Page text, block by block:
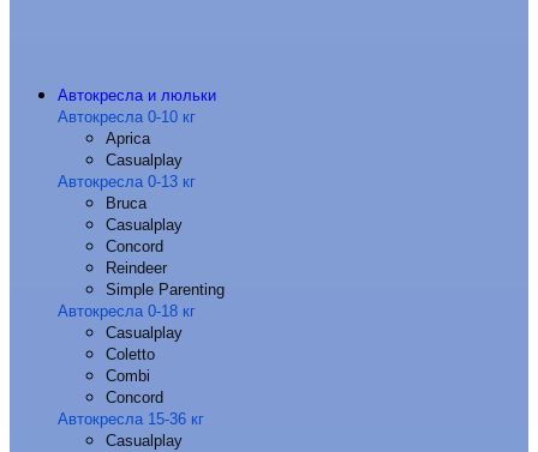
Автокресла и люльки
Автокресла 0-10 кг
Aprica
Casualplay
Автокресла 0-13 кг
Bruca
Casualplay
Concord
Reindeer
Simple Parenting
Автокресла 0-18 кг
Casualplay
Coletto
Combi
Concord
Автокресла 15-36 кг
Casualplay